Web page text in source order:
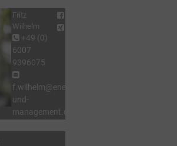
Fritz
Wilhelm
+49 (0)
6007
9396075
f.wilhelm@energie-
und-
management.de